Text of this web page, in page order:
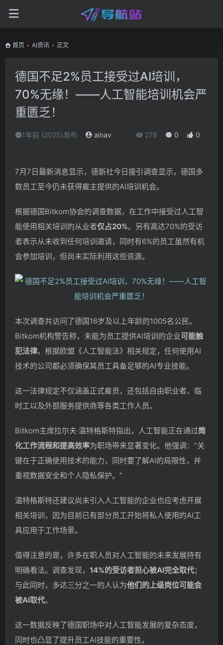
首页 • AI资讯 • 正文
德国不足2%员工接受过AI培训，
70%无缘！——人工智能培训机会严
重匮乏！
1年前 (2025)发布 ainav 278 0 0
7月7日最新消息显示，德新社今日援引调查显示，德国多
数员工至今仍未获得雇主提供的AI培训机会。
根据德国Bitkom协会的调查数据，在工作中接受过人工智
能使用相关培训的从业者仅占20%。另有高达70%的受访
者表示从未收到任何培训邀请，同时有6%的员工虽然有机
会参加培训，但尚未实际利用这些资源。
本次调查共访问了德国16岁及以上年龄的1005名公民。
Bitkom机构警告称，未能为员工提供AI培训的企业可能触
犯法律。根据欧盟《人工智能法》相关规定，任何使用AI
技术的公司都必须确保其员工具备足够的AI专业技能。
这一法律规定不仅涵盖正式雇员，还包括自由职业者、临
时工以及外部服务提供商等各类工作人员。
Bitkom主席拉尔夫·温特格斯特指出，人工智能正在通过简
化工作流程和提高效率为职场带来显著变化。他强调：”关
键在于正确使用技术的能力，同时要了解AI的局限性，并
重视数据安全和个人隐私保护。”
温特格斯特还建议尚未引入人工智能的企业也应考虑开展
相关培训，因为目前已有部分员工开始将私人使用的AI工
具应用于工作场景。
值得注意的是，许多在职人员对人工智能的未来发展持有
明确看法。调查发现， 14%的受访者担心被AI完全取代；
与此同时，多达三分之一的人认为他们的上级岗位可能会
被AI取代。
这一数据反映了德国职场中对人工智能发展的复杂态度，
同时也凸显了提升员工AI技能的重要性。